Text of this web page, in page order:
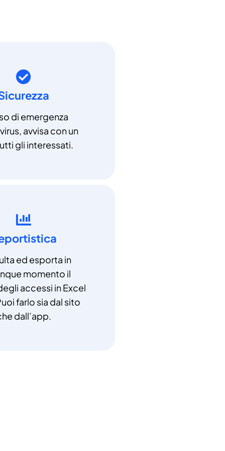
di emergenza
avvisa con un
gli interessati.
ed esporta in
momento il
accessi in Excel
farlo sia dal sito
dall’app.